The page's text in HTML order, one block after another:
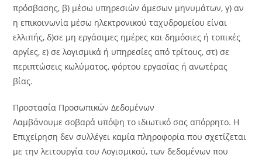
πρόσβασης, β) μέσω υπηρεσιών άμεσων μηνυμάτων, γ) αν
η επικοινωνία μέσω ηλεκτρονικού ταχυδρομείου είναι
ελλιπής, δ)σε μη εργάσιμες ημέρες και δημόσιες ή τοπικές
αργίες, ε) σε λογισμικά ή υπηρεσίες από τρίτους, στ) σε
περιπτώσεις κωλύματος, φόρτου εργασίας ή ανωτέρας
βίας.
Προστασία Προσωπικών Δεδομένων
Λαμβάνουμε σοβαρά υπόψη το ιδιωτικό σας απόρρητο. Η
Επιχείρηση δεν συλλέγει καμία πληροφορία που σχετίζεται
με την λειτουργία του Λογισμικού, των δεδομένων που